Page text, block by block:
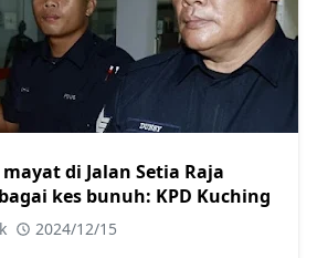
di Jalan Setia Raja
kes bunuh: KPD Kuching
2024/12/15